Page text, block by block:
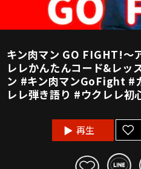
キン肉マン GO FIGHT!〜
レレかんたんコード&レッ
ン #キン肉マンGoFight #
レレ弾き語り #ウクレレ初
再生